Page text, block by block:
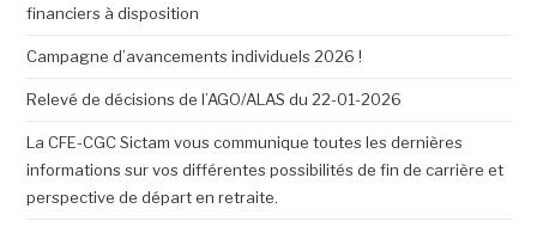
financiers à disposition
Campagne d’avancements individuels 2026 !
Relevé de décisions de l’AGO/ALAS du 22-01-2026
La CFE-CGC Sictam vous communique toutes les dernières
informations sur vos différentes possibilités de fin de carrière et
perspective de départ en retraite.